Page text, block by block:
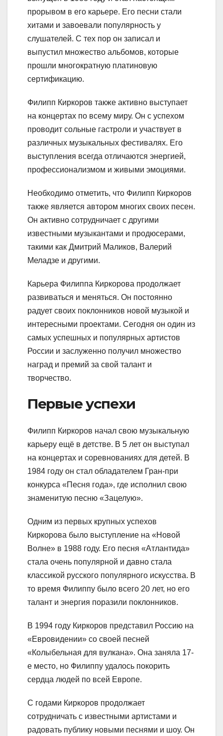
прорывом в его карьере. Его песни стали
хитами и завоевали популярность у
слушателей. С тех пор он записал и
выпустил множество альбомов, которые
прошли многократную платиновую
сертификацию.
Филипп Киркоров также активно выступает
на концертах по всему миру. Он с успехом
проводит сольные гастроли и участвует в
различных музыкальных фестивалях. Его
выступления всегда отличаются энергией,
профессионализмом и живыми эмоциями.
Необходимо отметить, что Филипп Киркоров
также является автором многих своих песен.
Он активно сотрудничает с другими
известными музыкантами и продюсерами,
такими как Дмитрий Маликов, Валерий
Меладзе и другими.
Карьера Филиппа Киркорова продолжает
развиваться и меняться. Он постоянно
радует своих поклонников новой музыкой и
интересными проектами. Сегодня он один из
самых успешных и популярных артистов
России и заслуженно получил множество
наград и премий за свой талант и
творчество.
Первые успехи
Филипп Киркоров начал свою музыкальную
карьеру ещё в детстве. В 5 лет он выступал
на концертах и соревнованиях для детей. В
1984 году он стал обладателем Гран-при
конкурса «Песня года», где исполнил свою
знаменитую песню «Зацелую».
Одним из первых крупных успехов
Киркорова было выступление на «Новой
Волне» в 1988 году. Его песня «Атлантида»
стала очень популярной и давно стала
классикой русского популярного искусства. В
то время Филиппу было всего 20 лет, но его
талант и энергия поразили поклонников.
В 1994 году Киркоров представил Россию на
«Евровидении» со своей песней
«Колыбельная для вулкана». Она заняла 17-
е место, но Филиппу удалось покорить
сердца людей по всей Европе.
С годами Киркоров продолжает
сотрудничать с известными артистами и
радовать публику новыми песнями и шоу. Он